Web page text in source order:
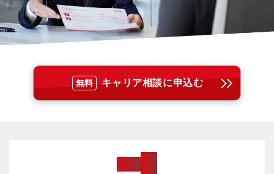
無料 キャリア相談に申込む